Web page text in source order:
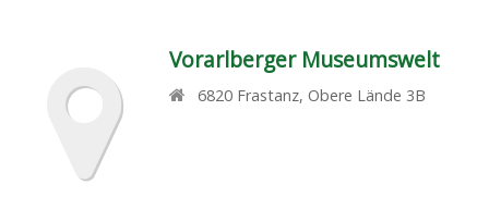
Vorarlberger Museumswelt
6820 Frastanz,Obere Lände 3B